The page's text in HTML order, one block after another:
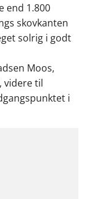
end 1.800
skovkanten
solrig i godt
Moos,
videre til
i